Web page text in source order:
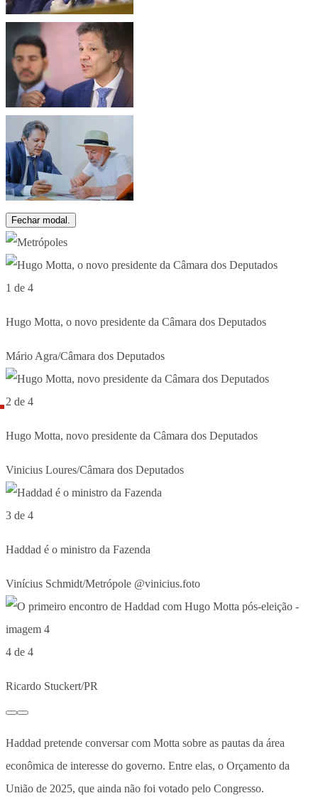
Fechar modal.
1 de 4
Hugo Motta, o novo presidente da Câmara dos Deputados
Mário Agra/Câmara dos Deputados
2 de 4
Hugo Motta, novo presidente da Câmara dos Deputados
Vinicius Loures/Câmara dos Deputados
3 de 4
Haddad é o ministro da Fazenda
Vinícius Schmidt/Metrópole @vinicius.foto
4 de 4
Ricardo Stuckert/PR
Haddad pretende conversar com Motta sobre as pautas da área
econômica de interesse do governo. Entre elas, o Orçamento da
União de 2025, que ainda não foi votado pelo Congresso.